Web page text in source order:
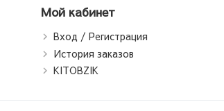
Мой кабинет
Вход / Регистрация
История заказов
KITOBZIK